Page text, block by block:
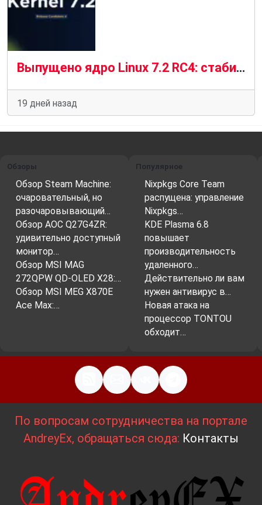
Выпущено ядро ​​Linux 7.2 RC4: стабильный прогресс в условиях «новой нормальности»
19 дней назад
Обзоры
Обзор Steam Machine:
очаровательный, но
разочаровывающий…
Обзор AOC Q27G4ZR:
удивительно доступный
монитор…
Обзор MSI MAG
272QPW QD-OLED X28:…
Обзор MSI MEG X870E
Ace Max:…
Популярное
Nixpkgs Core Team
распущена: управление
Nixpkgs…
KDE Plasma 6.8
повышает
производительность
удаленного…
Действительно ли вам
нужен антивирус в…
Новая атака на
процессор TONTOU
обходит…
По вопросам сотрудничества на портале
AndreyEx, обращаться сюда: Контакты